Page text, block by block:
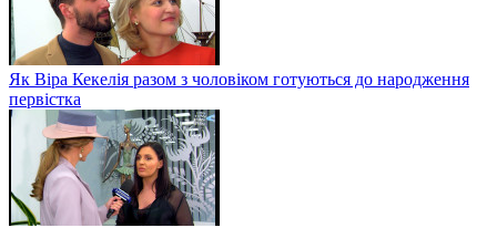
Як Віра Кекелія разом з чоловіком готуються до народження
первістка